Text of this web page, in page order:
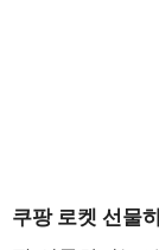
쿠팡 로켓 선물